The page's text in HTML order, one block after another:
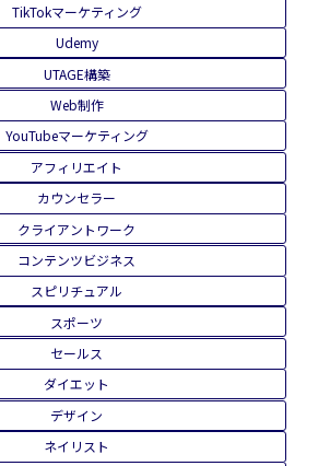
TikTokマーケティング
Udemy
UTAGE構築
Web制作
YouTubeマーケティング
アフィリエイト
カウンセラー
クライアントワーク
コンテンツビジネス
スピリチュアル
スポーツ
セールス
ダイエット
デザイン
ネイリスト